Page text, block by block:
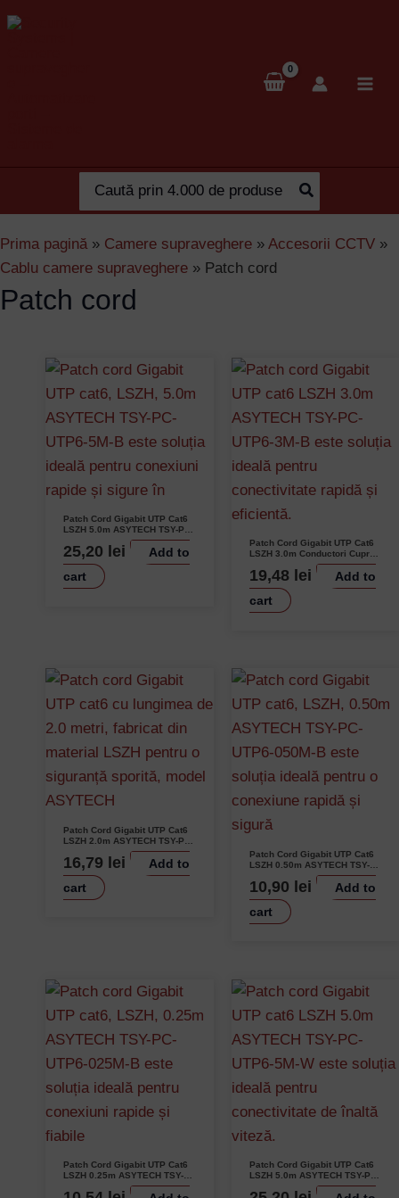
Skip
to
for:
Prima pagină» Camere supraveghere » Accesorii CCTV »
Cablu camere supraveghere » Patch cord
Patch cord
Patch Cord Gigabit UTP Cat6
LSZH 5.0m ASYTECH TSY-PC-
UTP6-5M-B Conectori Auriti
25,20 lei
Add to
cart
Patch Cord Gigabit UTP Cat6
LSZH 3.0m Conductori Cupru
26AWG ASYTECH TSY-PC-
UTP6-3M-B
19,48 lei
Add to
cart
Patch Cord Gigabit UTP Cat6
LSZH 2.0m ASYTECH TSY-PC-
UTP6-2M-B Cupru 26AWG
Contacts Aurite
16,79 lei
Add to
cart
Patch Cord Gigabit UTP Cat6
LSZH 0.50m ASYTECH TSY-
PC-UTP6-050M-B Conductori
Cupru 26AWG
10,90 lei
Add to
cart
Patch Cord Gigabit UTP Cat6
LSZH 0.25m ASYTECH TSY-
PC-UTP6-025M-B Cupru
Patch Cord Gigabit UTP Cat6
LSZH 5.0m ASYTECH TSY-PC-
UTP6-5M-W Performanță